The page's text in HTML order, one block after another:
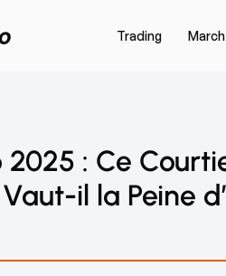
Trading
2025 : Ce
il la Peine